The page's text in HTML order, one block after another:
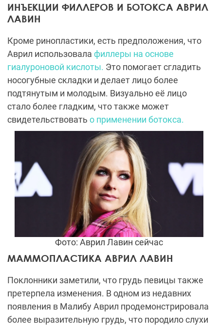
ИНЪЕКЦИИ ФИЛЛЕРОВ И БОТОКСА АВРИЛ
ЛАВИН
Кроме ринопластики, есть предположения, что
Аврил использовала филлеры на основе
гиалуроновой кислоты. Это помогает сгладить
носогубные складки и делает лицо более
подтянутым и молодым. Визуально её лицо
стало более гладким, что также может
свидетельствовать о применении ботокса.
Фото: Аврил Лавин сейчас
МАММОПЛАСТИКА АВРИЛ ЛАВИН
Поклонники заметили, что грудь певицы также
претерпела изменения. В одном из недавних
появления в Малибу Аврил продемонстрировала
более выразительную грудь, что породило слухи